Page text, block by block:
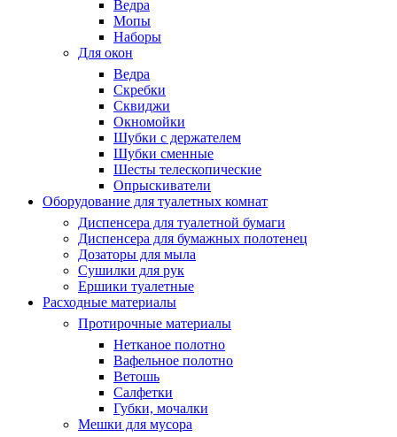
Ведра
Мопы
Наборы
Для окон
Ведра
Скребки
Сквиджи
Окномойки
Шубки с держателем
Шубки сменные
Шесты телескопические
Опрыскиватели
Оборудование для туалетных комнат
Диспенсера для туалетной бумаги
Диспенсера для бумажных полотенец
Дозаторы для мыла
Сушилки для рук
Ершики туалетные
Расходные материалы
Протирочные материалы
Нетканое полотно
Вафельное полотно
Ветошь
Салфетки
Губки, мочалки
Мешки для мусора